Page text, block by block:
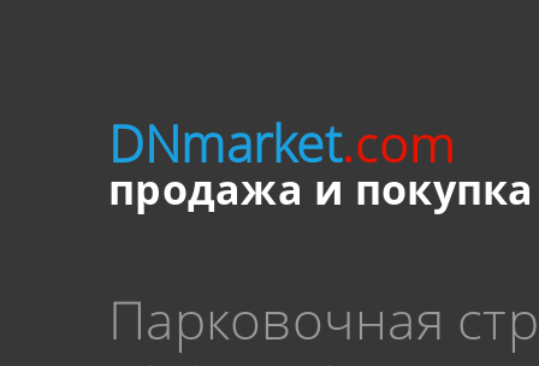
DNmarket.com
продажа и
Парковочная